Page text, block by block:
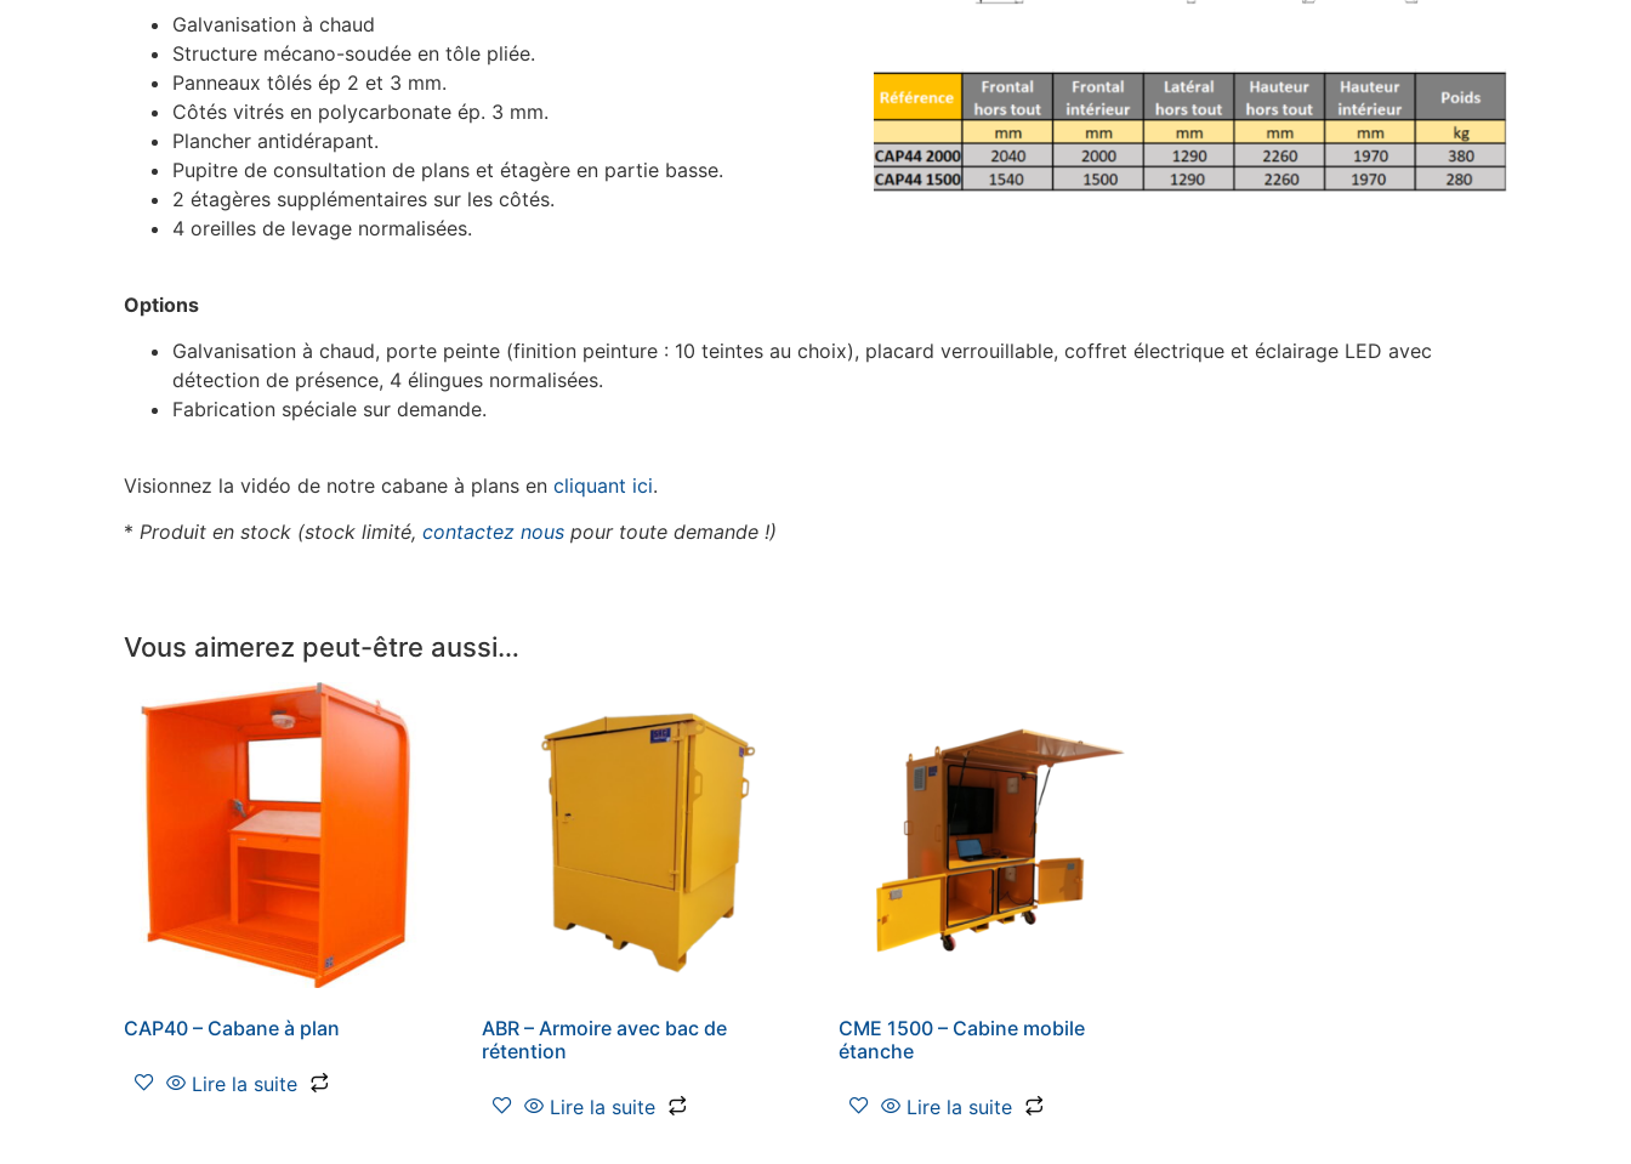
Galvanisation à chaud
Structure mécano-soudée en tôle pliée.
Panneaux tôlés ép 2 et 3 mm.
Côtés vitrés en polycarbonate ép. 3 mm.
Plancher antidérapant.
Pupitre de consultation de plans et étagère en partie basse.
2 étagères supplémentaires sur les côtés.
4 oreilles de levage normalisées.
Options
Galvanisation à chaud, porte peinte (finition peinture : 10 teintes au choix), placard verrouillable, coffret électrique et éclairage LED avec
détection de présence, 4 élingues normalisées.
Fabrication spéciale sur demande.
Visionnez la vidéo de notre cabane à plans en cliquant ici.
* Produit en stock (stock limité, contactez nous pour toute demande !)
Vous aimerez peut-être aussi…
CAP40 – Cabane à plan
Lire la suite
ABR – Armoire avec bac de
rétention
Lire la suite
CME 1500 – Cabine mobile
étanche
Lire la suite